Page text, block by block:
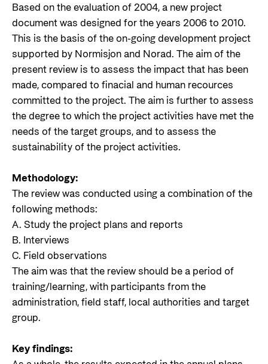
Based on the evaluation of 2004, a new project
document was designed for the years 2006 to 2010.
This is the basis of the on-going development project
supported by Normisjon and Norad. The aim of the
present review is to assess the impact that has been
made, compared to finacial and human recources
committed to the project. The aim is further to assess
the degree to which the project activities have met the
needs of the target groups, and to assess the
sustainability of the project activities.
Methodology:
The review was conducted using a combination of the
following methods:
A. Study the project plans and reports
B. Interviews
C. Field observations
The aim was that the review should be a period of
training/learning, with participants from the
administration, field staff, local authorities and target
group.
Key findings: